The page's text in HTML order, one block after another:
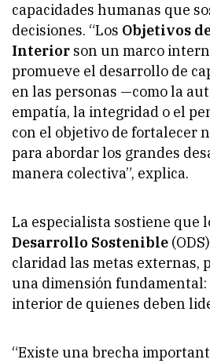
capacidades humanas que
decisiones. “Los Objetivos
Interior son un marco
promueve el desarrollo de
en las personas —como la
empatía, la integridad o el
con el objetivo de fortalecer
para abordar los grandes
manera colectiva”, explica.
La especialista sostiene que
Desarrollo Sostenible
claridad las metas externas,
una dimensión
interior de quienes deben
“Existe una brecha